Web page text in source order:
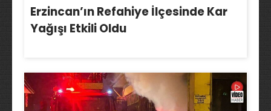
Erzincan’ın Refahiye İlçesinde Kar
Yağışı Etkili Oldu